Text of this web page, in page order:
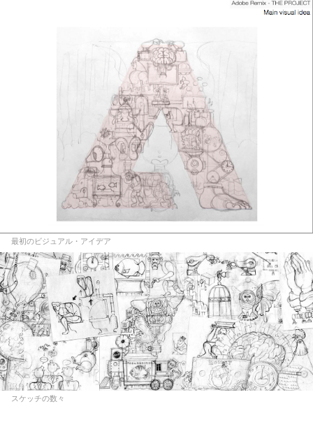
最初のビジュアル・アイデア
スケッチの数々